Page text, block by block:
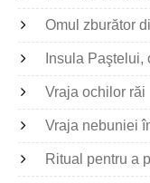
Omul zburător
Insula Paştelui,
Vraja ochilor răi
Vraja nebuniei
Ritual pentru a